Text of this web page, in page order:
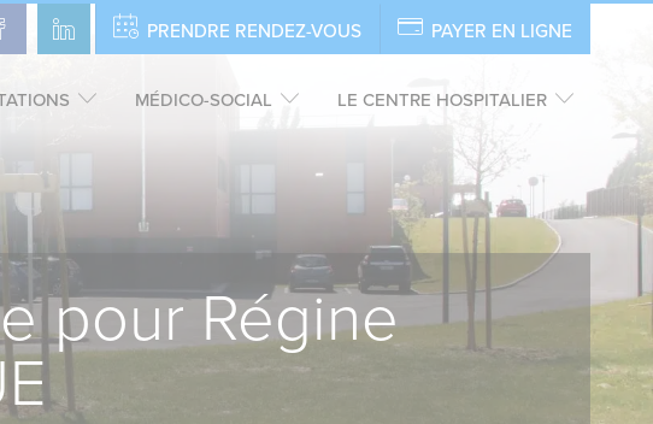
PRENDRE RENDEZ-VOUS PAYER EN LIGNE
MÉDICO-SOCIAL LE CENTRE HOSPITALIER
pour Régine